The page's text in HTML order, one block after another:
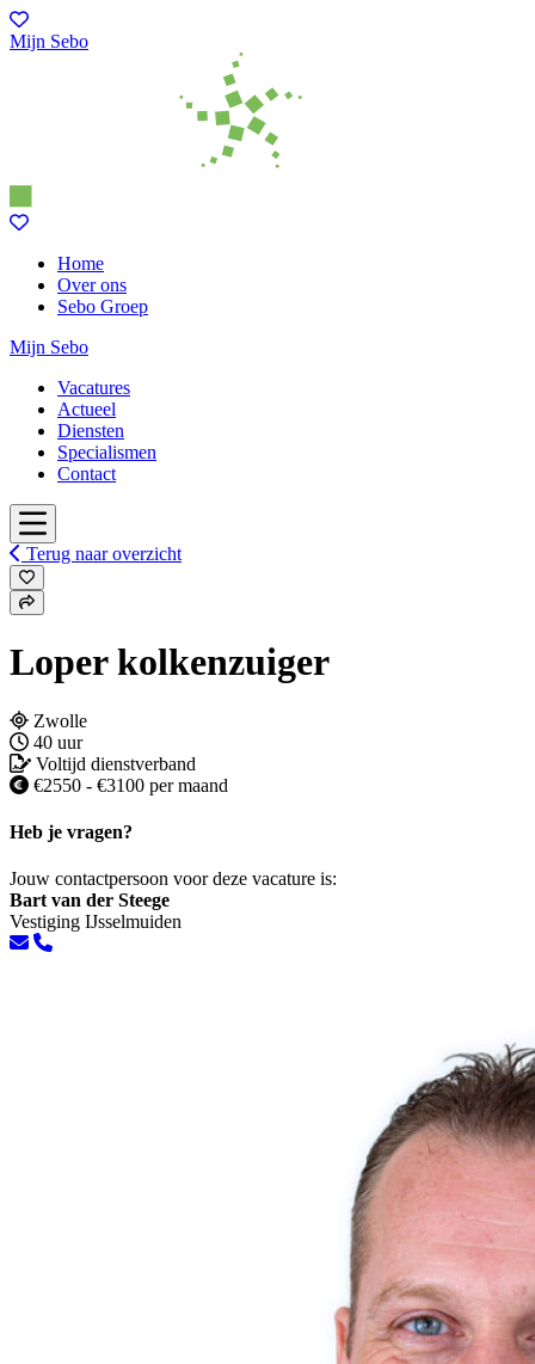
Mijn Sebo
Home
Over ons
Sebo Groep
Mijn Sebo
Vacatures
Actueel
Diensten
Specialismen
Contact
Terug naar overzicht
Loper kolkenzuiger
Zwolle
40 uur
Voltijd dienstverband
€2550 - €3100 per maand
Heb je vragen?
Jouw contactpersoon voor deze vacature is:
Bart van der Steege
Vestiging IJsselmuiden